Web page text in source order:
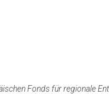
Fonds für regionale